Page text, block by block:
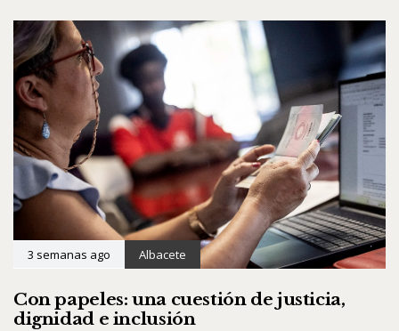
3 semanas ago Albacete
Con papeles: una cuestión de justicia,
dignidad e inclusión